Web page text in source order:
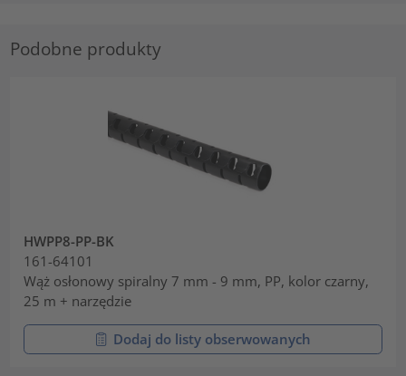
Podobne produkty
HWPP8-PP-BK
161-64101
Wąż osłonowy spiralny 7 mm - 9 mm, PP, kolor czarny,
25 m + narzędzie
Dodaj do listy obserwowanych